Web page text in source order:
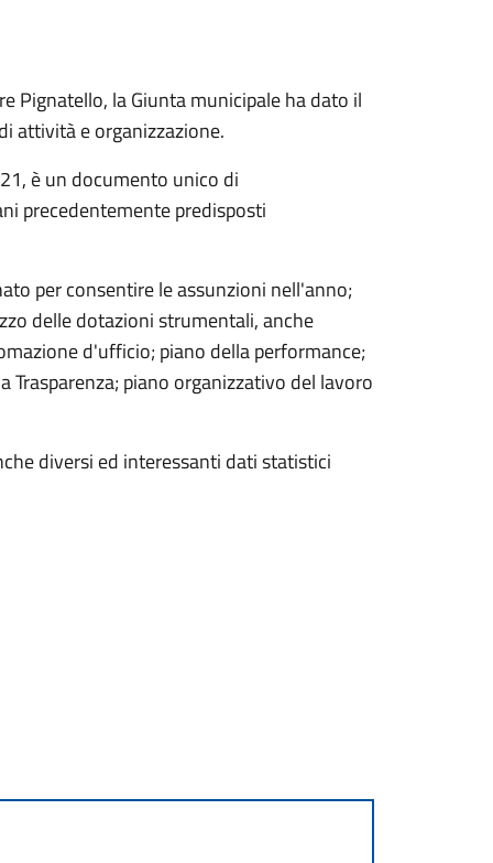
Pignatello, la Giunta municipale ha dato il
attività e organizzazione.
è un documento unico di
precedentemente predisposti
per consentire le assunzioni nell'anno;
delle dotazioni strumentali, anche
d'ufficio; piano della performance;
Trasparenza; piano organizzativo del lavoro
diversi ed interessanti dati statistici